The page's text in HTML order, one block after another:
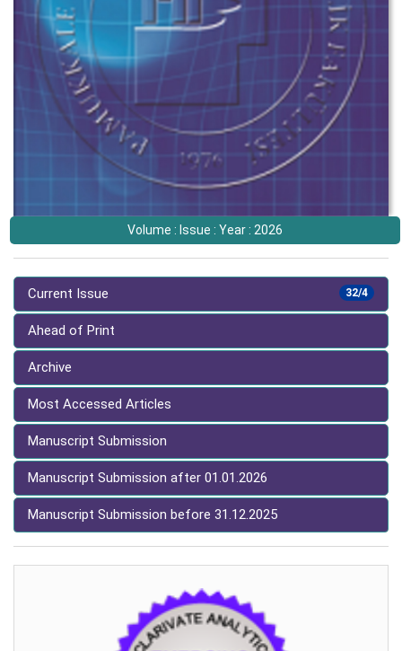
Volume : Issue : Year : 2026
32/4
Current Issue
Ahead of Print
Archive
Most Accessed Articles
Manuscript Submission
Manuscript Submission after 01.01.2026
Manuscript Submission before 31.12.2025